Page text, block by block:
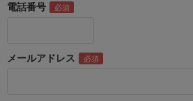
電話番号
メールアドレス